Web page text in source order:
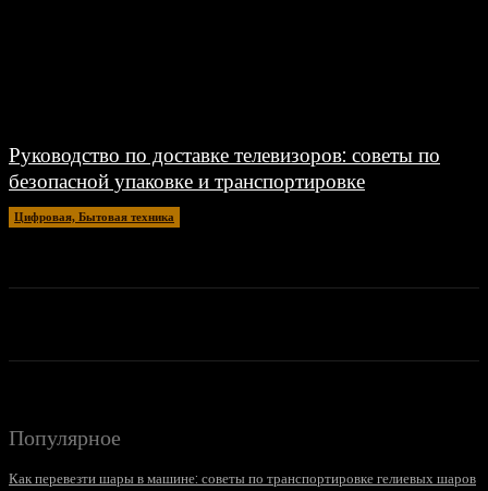
Руководство по доставке телевизоров: советы по
безопасной упаковке и транспортировке
Цифровая, Бытовая техника
Популярное
Как перевезти шары в машине: советы по транспортировке гелиевых шаров